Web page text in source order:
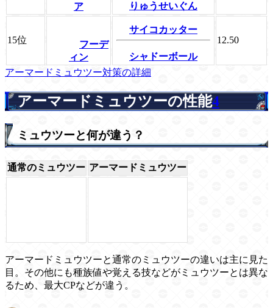
ア
りゅうせいぐん
15位
フーデ
ィン
サイコカッター
シャドーボール
12.50
アーマードミュウツー対策の詳細
アーマードミュウツーの性能4
ミュウツーと何が違う？
通常のミュウツー アーマードミュウツー
アーマードミュウツーと通常のミュウツーの違いは主に見た
目。その他にも種族値や覚える技などがミュウツーとは異な
るため、最大CPなどが違う。